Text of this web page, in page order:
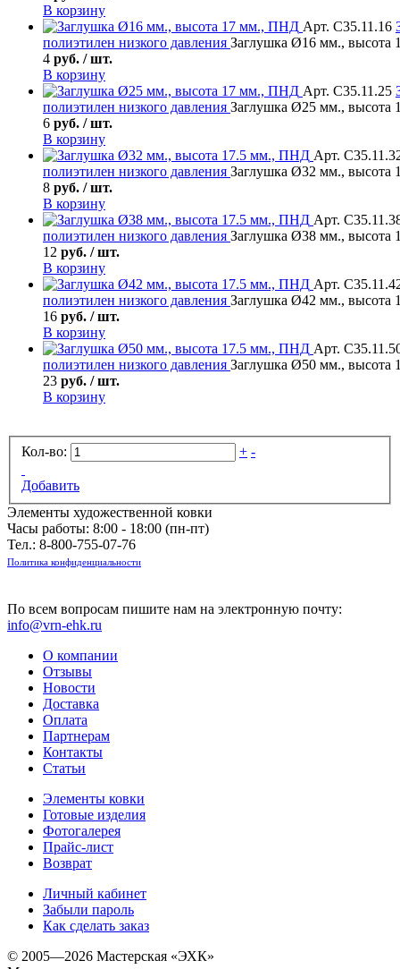
В корзину
Арт. С35.11.16
полиэтилен низкого давления Заглушка Ø16 мм.,
4 руб. / шт.
В корзину
Арт. С35.11.25
полиэтилен низкого давления Заглушка Ø25 мм.,
6 руб. / шт.
В корзину
Арт.
полиэтилен низкого давления Заглушка Ø32 мм.,
8 руб. / шт.
В корзину
Арт.
полиэтилен низкого давления Заглушка Ø38 мм.,
12 руб. / шт.
В корзину
Арт.
полиэтилен низкого давления Заглушка Ø42 мм.,
16 руб. / шт.
В корзину
Арт.
полиэтилен низкого давления Заглушка Ø50 мм.,
23 руб. / шт.
В корзину
Кол-во: + -
Добавить
Элементы художественной ковки
Часы работы: 8:00 - 18:00 (пн-пт)
Тел.: 8-800-755-07-76
Политика конфиденциальности
По всем вопросам пишите нам на электронную почту:
info@vrn-ehk.ru
О компании
Отзывы
Новости
Доставка
Оплата
Партнерам
Контакты
Статьи
Элементы ковки
Готовые изделия
Фотогалерея
Прайс-лист
Возврат
Личный кабинет
Забыли пароль
Как сделать заказ
© 2005—2026 Мастерская «ЭХК»